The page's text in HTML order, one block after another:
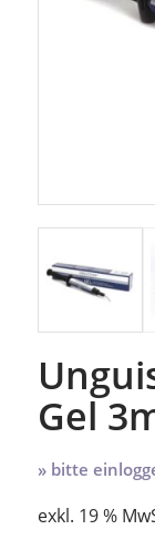
Gel
» bitte
exkl. 19 %